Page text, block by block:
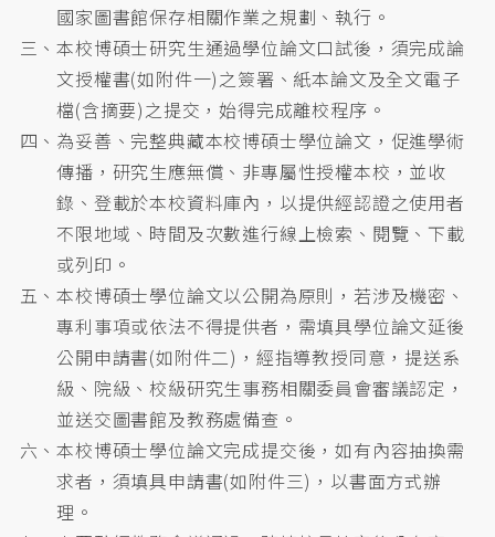
國家圖書館保存相關作業之規劃、執行。
三、本校博碩士研究生通過學位論文口試後，須完成論
文授權書(如附件一)之簽署、紙本論文及全文電子
檔(含摘要)之提交，始得完成離校程序。
四、為妥善、完整典藏本校博碩士學位論文，促進學術
傳播，研究生應無償、非專屬性授權本校，並收
錄、登載於本校資料庫內，以提供經認證之使用者
不限地域、時間及次數進行線上檢索、閱覽、下載
或列印。
五、本校博碩士學位論文以公開為原則，若涉及機密、
專利事項或依法不得提供者，需填具學位論文延後
公開申請書(如附件二)，經指導教授同意，提送系
級、院級、校級研究生事務相關委員會審議認定，
並送交圖書館及教務處備查。
六、本校博碩士學位論文完成提交後，如有內容抽換需
求者，須填具申請書(如附件三)，以書面方式辦
理。